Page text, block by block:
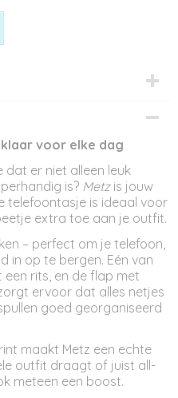
voor elke dag
dat er niet alleen leuk
is? Metz is jouw
telefoontasje is ideaal voor
extra toe aan je outfit.
– perfect om je telefoon,
in op te bergen. Eén van
een rits, en de flap met
ervoor dat alles netjes
goed georganiseerd
maakt Metz een echte
outfit draagt of juist all-
meteen een boost.